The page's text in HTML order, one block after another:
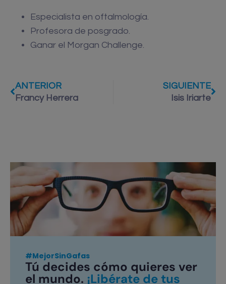
Especialista en oftalmología.
Profesora de posgrado.
Ganar el Morgan Challenge.
ANTERIOR
Francy Herrera
SIGUIENTE
Isis Iriarte
#MejorSinGafas
Tú decides cómo quieres ver
el mundo. ¡Libérate de tus